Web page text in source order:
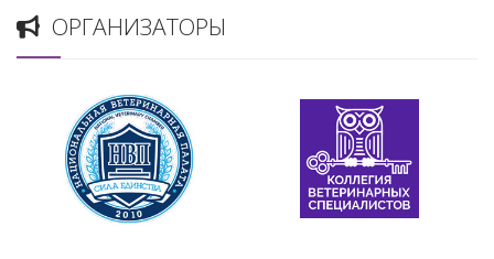
ОРГАНИЗАТОРЫ